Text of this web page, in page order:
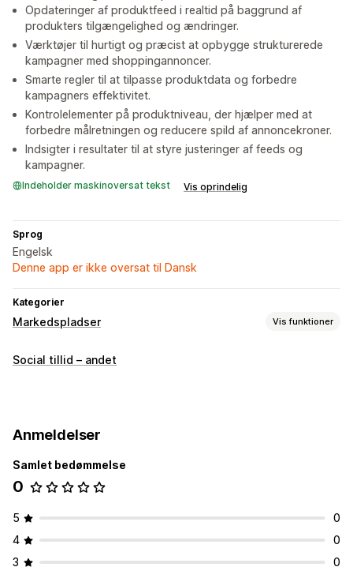
Opdateringer af produktfeed i realtid på baggrund af
produkters tilgængelighed og ændringer.
Værktøjer til hurtigt og præcist at opbygge strukturerede
kampagner med shoppingannoncer.
Smarte regler til at tilpasse produktdata og forbedre
kampagners effektivitet.
Kontrolelementer på produktniveau, der hjælper med at
forbedre målretningen og reducere spild af annoncekroner.
Indsigter i resultater til at styre justeringer af feeds og
kampagner.
Indeholder maskinoversat tekst Vis oprindelig
Sprog
Engelsk
Denne app er ikke oversat til Dansk
Kategorier
Markedspladser Vis funktioner
Håndtering af fortegnelse
Social tillid – andet
Anmeldelser
Samlet bedømmelse
0
5
0
4
0
3
0